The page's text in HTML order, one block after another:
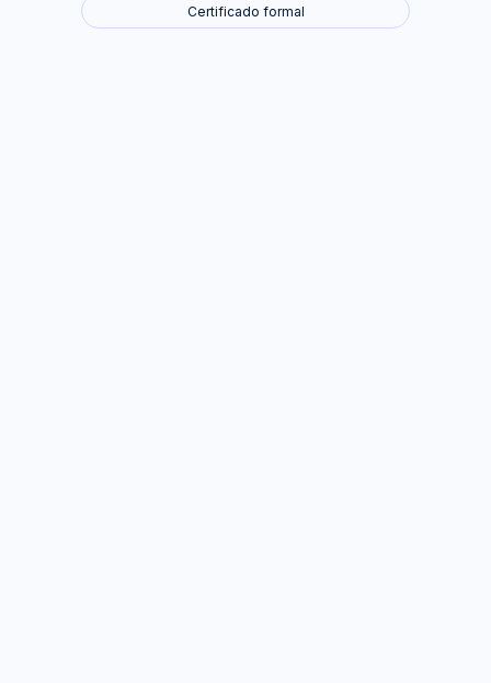
Certificado formal